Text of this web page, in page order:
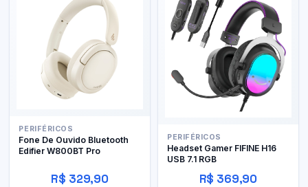
PERIFÉRICOS
Fone De Ouvido Bluetooth
Edifier W800BT Pro
R$ 329,90
PERIFÉRICOS
Headset Gamer FIFINE H16
USB 7.1 RGB
R$ 369,90